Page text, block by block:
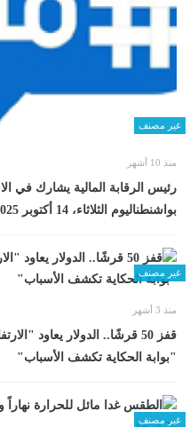
غير مصنف
منذ 10 أشهر
رئيس الرقابة المالية يشارك في
بواشنطناليوم الثلاثاء، 14 أكتوبر 2025 05:52 مـ
غير مصنف
منذ 3 أشهر
قفز 50 قرشًا.. الدولار يعاود
"بوابة الحكاية تكشف الأسباب"
غير مصنف